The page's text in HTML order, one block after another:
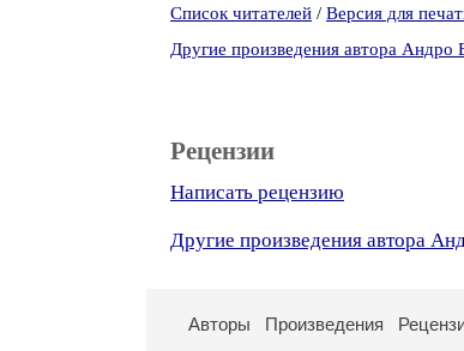
Список читателей / Версия для
Другие произведения автора Андро
Рецензии
Написать рецензию
Другие произведения автора
Авторы Произведения